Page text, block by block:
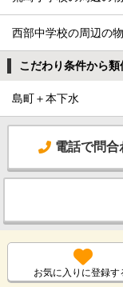
西部中学校の周辺の
こだわり条件から類
島町＋本下水
電話で問合
お気に入りに登録す